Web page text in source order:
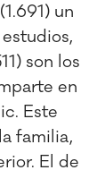
un
son los
en
Este
familia,
El de